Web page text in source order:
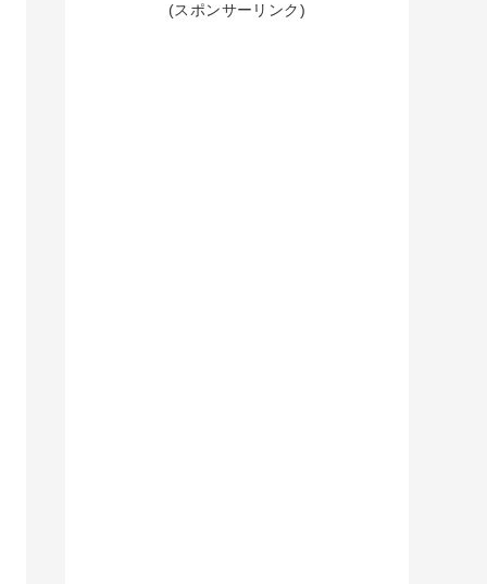
(スポンサーリンク)